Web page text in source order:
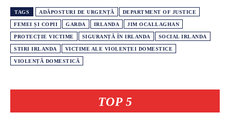
TOP 5
TAGS ADĂPOSTURI DE URGENȚĂ DEPARTMENT OF JUSTICE
FEMEI ȘI COPII GARDA IRLANDA JIM OCALLAGHAN
PROTECȚIE VICTIME SIGURANȚĂ ÎN IRLANDA SOCIAL IRLANDA
STIRI IRLANDA VICTIME ALE VIOLENȚEI DOMESTICE
VIOLENȚĂ DOMESTICĂ